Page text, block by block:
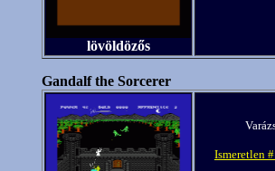
lövöldözős
Gandalf the Sorcerer
Ismeretlen